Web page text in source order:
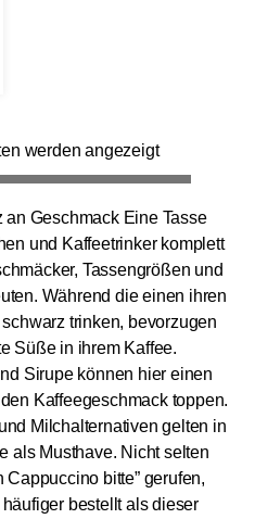
werden angezeigt
an Geschmack Eine Tasse
und Kaffeetrinker komplett
Tassengrößen und
Während die einen ihren
trinken, bevorzugen
Süße in ihrem Kaffee.
Sirupe können hier einen
Kaffeegeschmack toppen.
Milchalternativen gelten in
als Musthave. Nicht selten
bitte” gerufen,
bestellt als dieser